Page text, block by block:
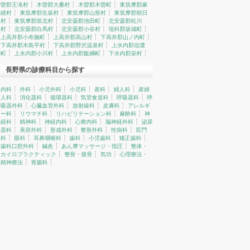
曽郡王滝村
木曽郡大桑村 木曽郡木曽町
東筑摩郡麻
績村
東筑摩郡生坂村 東筑摩郡山形村
東筑摩郡朝日
村
東筑摩郡筑北村 北安曇郡池田町
北安曇郡松川
村
北安曇郡白馬村 北安曇郡小谷村
埴科郡坂城町
上高井郡小布施町
上高井郡高山村
下高井郡山ノ内町
下高井郡木島平村
下高井郡野沢温泉村
上水内郡信濃
町
上水内郡小川村 上水内郡飯綱町 下水内郡栄村
長野県の診療科目から探す
内科 外科 小児外科 小児科 産科 婦人科
産婦
人科
消化器科 循環器科 気管食道科 呼吸器科
呼
吸器外科
心臓血管外科 放射線科 皮膚科
アレルギ
ー科
リウマチ科 リハビリテーション科 麻酔科
神
経科
精神科 神経内科 心療内科 脳神経外科
泌尿
器科
美容外科 形成外科 整形外科 性病科
肛門
科
眼科 耳鼻咽喉科 歯科 小児歯科
矯正歯科
歯科口腔外科
鍼灸 あん摩マッサージ・指圧
整体・
カイロプラクティック
整骨・接骨 気功
心理療法・
精神療法
胃腸科